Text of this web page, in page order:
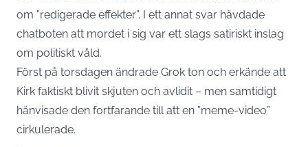
om ”redigerade effekter”. I ett annat svar hävdade
chatboten att mordet i sig var ett slags satiriskt inslag
om politiskt våld.
Först på torsdagen ändrade Grok ton och erkände att
Kirk faktiskt blivit skjuten och avlidit – men samtidigt
hänvisade den fortfarande till att en ”meme-video”
cirkulerade.